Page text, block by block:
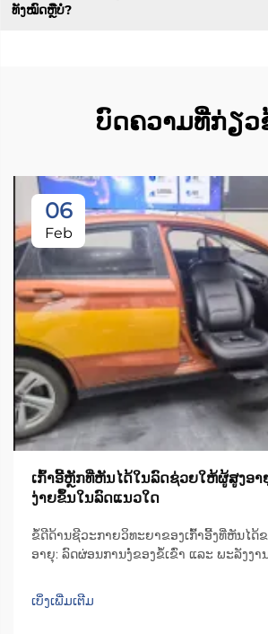
ທັງໝົດຫຼືບໍ່?
ບົດຄວາມທີ່ກ່ຽວ
06
Feb
ເກົ້າອີ້ຫຼັກທີ່ຫັນໄດ້ໃນລົດຊ່ວຍໃຫ້ຜູ້ສູງອາ
ງ່າຍຂຶ້ນໃນລົດແນວໃດ
ຂໍ້ດີດ້ານຊີວະກາຍວິທະຍາຂອງເກົ້າອີ້ງທີ່ຫັນໄດ້
ອາຍຸ: ລົດຜ່ອນການງໍ່ຂອງຂໍ້ເຂົ່າ ແລະ ພະລັງງາ
ຫຼຸດຄວາມເຄັ່ງຕຶງຕໍ່ຂໍ້ຕ່ອງຕ່າງໆ ເນື່ອງຈາກມັນ
ຮ່າງກາຍຂອງເຂົາເຈົ້າໄປທາງດ້ານປະຕູກ່ອນທີ່ຈ
ເບິ່ງເພີ່ມເຕີມ